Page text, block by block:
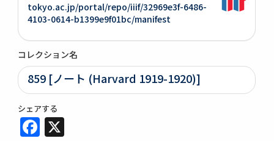
tokyo.ac.jp/portal/repo/iiif/32969e3f-6486-
4103-0614-b1399e9f01bc/manifest
コレクション名
859 [ノート (Harvard 1919-1920)]
シェアする
Facebook